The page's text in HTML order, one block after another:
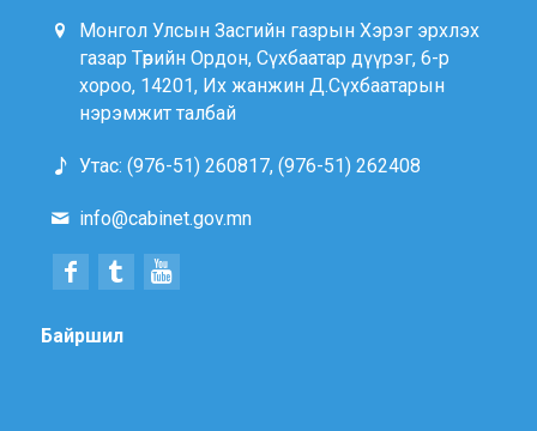
Монгол Улсын Засгийн газрын Хэрэг эрхлэх
газар Төрийн Ордон, Сүхбаатар дүүрэг, 6-р
хороо, 14201, Их жанжин Д.Сүхбаатарын
нэрэмжит талбай
Утас: (976-51) 260817, (976-51) 262408
info@cabinet.gov.mn
Байршил